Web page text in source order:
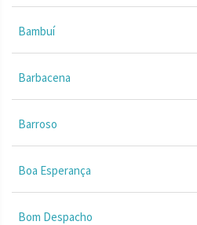
Bambuí
Barbacena
Barroso
Boa Esperança
Bom Despacho